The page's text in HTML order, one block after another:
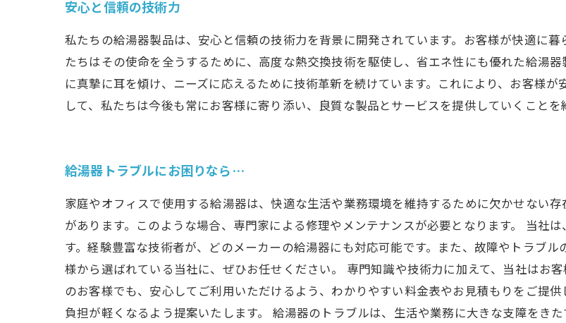
安心と信頼の技術力
私たちの給湯器製品は、安心と信頼の技術力を背景に開発されています。お客様が快適に
たちはその使命を全うするために、高度な熱交換技術を駆使し、省エネ性にも優れた給湯
に真摯に耳を傾け、ニーズに応えるために技術革新を続けています。これにより、お客様
して、私たちは今後も常にお客様に寄り添い、良質な製品とサービスを提供していくことを
給湯器トラブルにお困りなら…
家庭やオフィスで使用する給湯器は、快適な生活や業務環境を維持するために欠かせない
があります。このような場合、専門家による修理やメンテナンスが必要となります。 当社
す。経験豊富な技術者が、どのメーカーの給湯器にも対応可能です。また、故障やトラブ
様から選ばれている当社に、ぜひお任せください。 専門知識や技術力に加えて、当社はお
のお客様でも、安心してご利用いただけるよう、わかりやすい料金表やお見積もりをご提
負担が軽くなるよう提案いたします。 給湯器のトラブルは、生活や業務に大きな支障をき